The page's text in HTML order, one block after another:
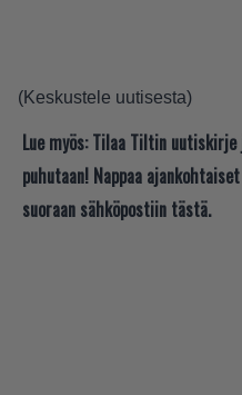
(Keskustele uutisesta)
Lue myös: Tilaa Tiltin
puhutaan! Nappaa
suoraan sähköpostiin tästä.